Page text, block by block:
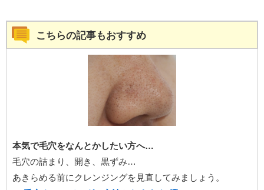
こちらの記事もおすすめ
本気で毛穴をなんとかしたい方へ…
毛穴の詰まり、開き、黒ずみ…
あきらめる前にクレンジングを見直してみましょう。